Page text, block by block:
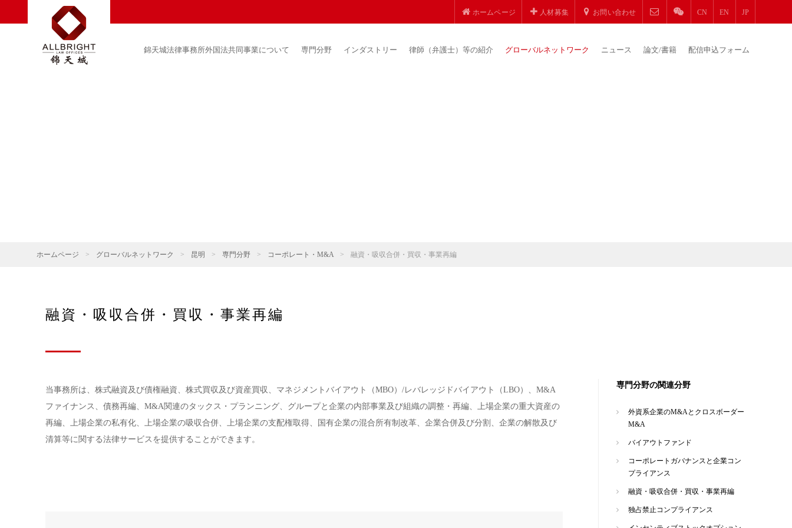
ホームページ 人材募集 お問い合わせ CN EN JP
錦天城法律事務所外国法共同事業について 専門分野 インダストリー 律師（弁護士）等の紹介 グローバルネットワーク ニュース 論文/書籍 配信申込フォーム
ホームページ > グローバルネットワーク > 昆明 > 専門分野 > コーポレート・M&A > 融資・吸収合併・買収・事業再編
融資・吸収合併・買収・事業再編
当事務所は、株式融資及び債権融資、株式買収及び資産買収、マネジメントバイアウト（MBO）/レバレッジドバイアウト（LBO）、M&A
ファイナンス、債務再編、M&A関連のタックス・プランニング、グループと企業の内部事業及び組織の調整・再編、上場企業の重大資産の
再編、上場企業の私有化、上場企業の吸収合併、上場企業の支配権取得、国有企業の混合所有制改革、企業合併及び分割、企業の解散及び
清算等に関する法律サービスを提供することができます。
専門分野の関連分野
外資系企業のM&Aとクロスボーダー
M&A
バイアウトファンド
コーポレートガバナンスと企業コン
プライアンス
融資・吸収合併・買収・事業再編
独占禁止コンプライアンス